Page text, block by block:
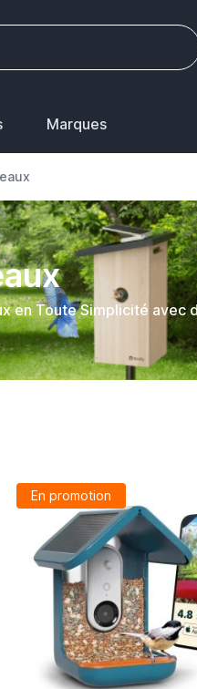
Marques
en Toute Simplicité avec
En promotion